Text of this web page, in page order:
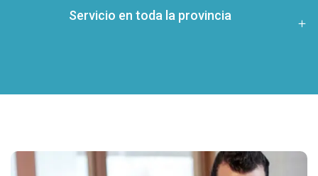
Servicio en toda la provincia